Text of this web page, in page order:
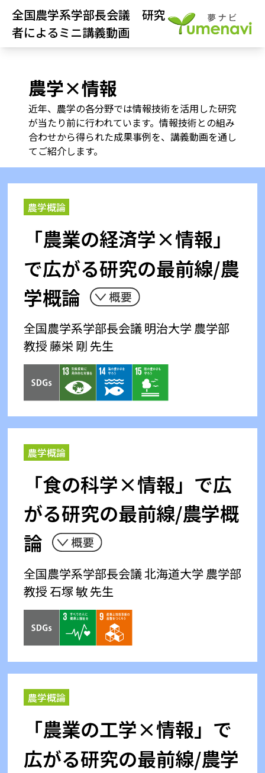
全国農学系学部長会議 研究
者によるミニ講義動画
農学×情報
近年、農学の各分野では情報技術を活用した研究
が当たり前に行われています。 情報技術との組み
合わせから得られた成果事例を、講義動画を通し
てご紹介します。
農学概論
「農業の経済学×情報」
で広がる研究の最前線/農
学概論
全国農学系学部長会議明治大学 農学部
教授 藤栄 剛 先生
農学概論
「食の科学×情報」で広
がる研究の最前線/農学概
論
全国農学系学部長会議北海道大学 農学部
教授 石塚 敏 先生
農学概論
「農業の工学×情報」で
広がる研究の最前線/農学